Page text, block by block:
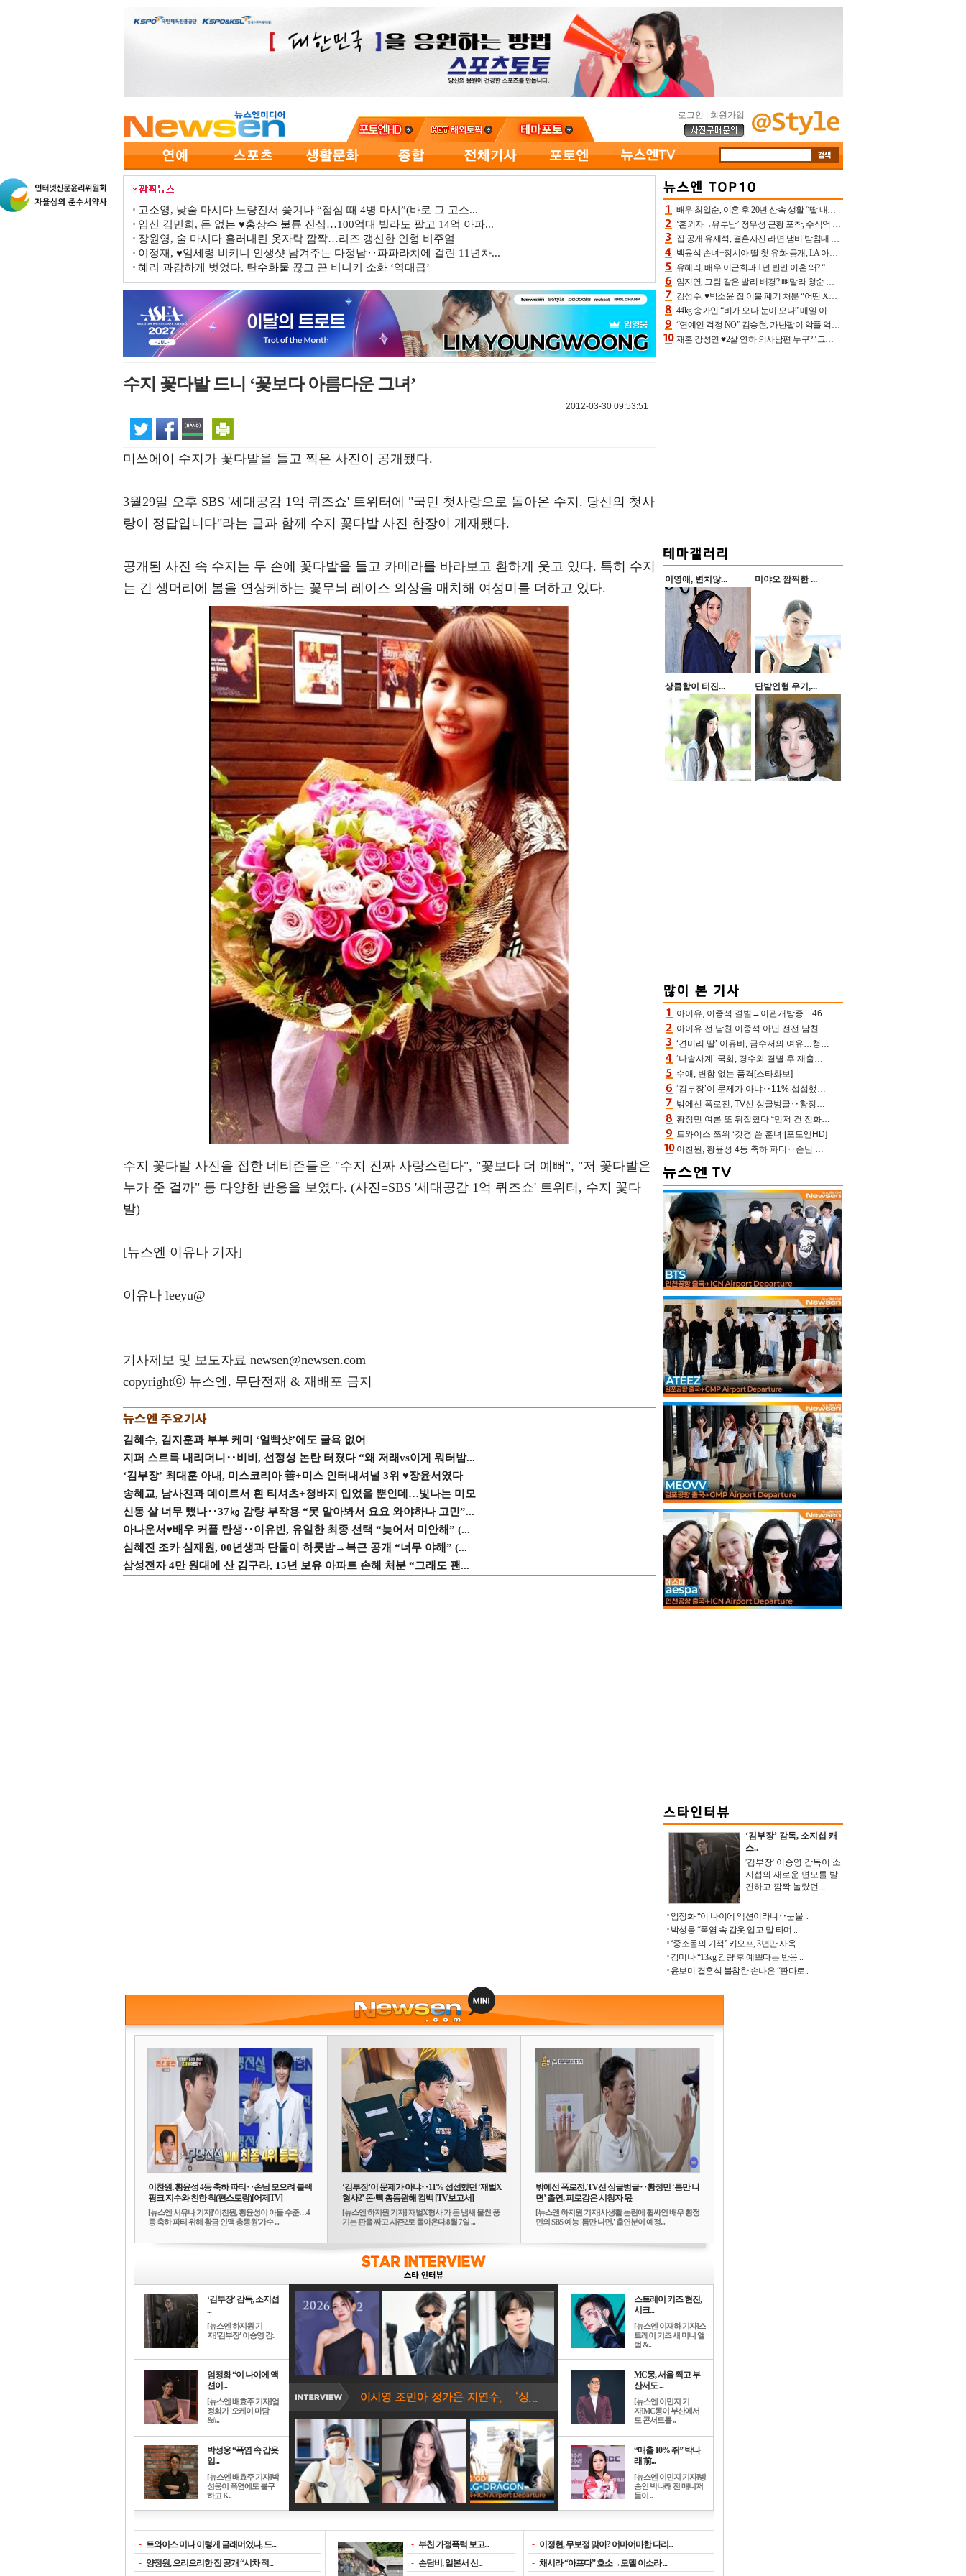
로그인 회원가입
고소영, 낮술 마시다 노량진서 쫓겨나 “점심 때 4병 마셔”(바로 그 고소...
임신 김민희, 돈 없는 ♥홍상수 불륜 진심…100억대 빌라도 팔고 14억 아파...
장원영, 술 마시다 흘러내린 옷자락 깜짝…리즈 갱신한 인형 비주얼
이정재, ♥임세령 비키니 인생샷 남겨주는 다정남‥파파라치에 걸린 11년차...
혜리 과감하게 벗었다, 탄수화물 끊고 끈 비니키 소화 ‘역대급’
수지 꽃다발 드니 ‘꽃보다 아름다운 그녀’
2012-03-30 09:53:51
미쓰에이 수지가 꽃다발을 들고 찍은 사진이 공개됐다.
3월29일 오후 SBS '세대공감 1억 퀴즈쇼' 트위터에 "국민 첫사랑으로 돌아온 수지. 당신의 첫사
랑이 정답입니다"라는 글과 함께 수지 꽃다발 사진 한장이 게재됐다.
공개된 사진 속 수지는 두 손에 꽃다발을 들고 카메라를 바라보고 환하게 웃고 있다. 특히 수지
는 긴 생머리에 봄을 연상케하는 꽃무늬 레이스 의상을 매치해 여성미를 더하고 있다.
수지 꽃다발 사진을 접한 네티즌들은 "수지 진짜 사랑스럽다", "꽃보다 더 예뻐", "저 꽃다발은
누가 준 걸까" 등 다양한 반응을 보였다. (사진=SBS '세대공감 1억 퀴즈쇼' 트위터, 수지 꽃다
발)
[뉴스엔 이유나 기자]
이유나 leeyu@
기사제보 및 보도자료 newsen@newsen.com
copyrightⓒ 뉴스엔. 무단전재 & 재배포 금지
김혜수, 김지훈과 부부 케미 ‘얼빡샷’에도 굴욕 없어
지퍼 스르륵 내리더니‥비비, 선정성 논란 터졌다 “왜 저래vs이게 워터밤...
‘김부장’ 최대훈 아내, 미스코리아 善+미스 인터내셔널 3위 ♥장윤서였다
송혜교, 남사친과 데이트서 흰 티셔츠+청바지 입었을 뿐인데…빛나는 미모
신동 살 너무 뺐나‥37㎏ 감량 부작용 “못 알아봐서 요요 와야하나 고민”...
아나운서♥배우 커플 탄생‥이유빈, 유일한 최종 선택 “늦어서 미안해” (...
심혜진 조카 심재원, 00년생과 단둘이 하룻밤→복근 공개 “너무 야해” (...
삼성전자 4만 원대에 산 김구라, 15년 보유 아파트 손해 처분 “그래도 괜...
배우 최일순, 이혼 후 20년 산속 생활 “딸 내가 버렸다고 원망‥맘 아파”(특종)[어제TV]
‘혼외자→유부남’ 정우성 근황 포착, 수식억 해킹 피해 후배 만났다 “존경하는”
집 공개 유재석, 결혼사진 라면 냄비 받침대 되고 분노‥가족사진도 피해(놀뭐)[어제TV]
백윤식 손녀+정시아 딸 첫 유화 공개, LA 아트쇼→서울국제조각페스타 작가다운 수준급 실력
유혜리, 배우 이근희과 1년 반만 이혼 왜? “식칼 꽂고 의자 던져” 충격 폭로(특종)[어제TV]
임지연, 그림 같은 발리 배경? 뼈말라 청순 비키니 핏에 상대 안 되네
김성수, ♥박소윤 집 이불 폐기 처분 “어떤 X이랑 썼을지 몰라” 질투(신랑수업2)[어제TV]
44kg 송가인 “비가 오나 눈이 오나” 매일 이 운동, 허벅지 근육량 상승+체지방 감소
“연예인 걱정 NO” 김승현, 가난팔이 악플 억울할만‥아내+딸과 日 여행
재혼 강성연 ♥2살 연하 의사남편 누구? ‘그알’ 자문의에 훈남 비주얼 초엘리트 스펙 [종합]
이영애, 변치않... 미야오 깜찍한 ...
상큼함이 터진... 단발인형 우기,...
아이유, 이종석 결별→이관개방증…46장 꽉 채운 유애나 ♥ “열심히 사는 중”
아이유 전 남친 이종석 아닌 전전 남친 장기하 소환 ‘별일 없이 산다’ 선곡…46장에 꾹 눌러 담은 근황
‘견미리 딸’ 이유비, 금수저의 여유…청순 미모에 반전 슬림 라인
‘나솔사계’ 국화, 경수와 결별 후 재출연…첫인상 3표 몰표
수애, 변함 없는 품격[스타화보]
‘김부장’이 문제가 아냐‥11% 섭섭했던 ‘재벌X형사2’ 돈·빽 총동원해 컴백 [TV보고서]
밖에선 폭로전, TV선 싱글벙글‥황정민 ‘틈만 나면’ 출연, 피로감은 시청자 몫
황정민 여론 또 뒤집혔다 “먼저 건 전화 62통, 그만 연락해” vs 女팬 “녹취 다 올려” 진흙탕 싸움
트와이스 쯔위 ‘갓경 쓴 훈녀’[포토엔HD]
이찬원, 황윤성 4등 축하 파티‥손님 모으려 블랙핑크 지수와 친한 척(편스토랑)[어제TV]
‘김부장’ 감독, 소지섭 캐
스..
'김부장' 이승영 감독이 소
지섭의 새로운 면모를 발
견하고 깜짝 놀랐던 ..
엄정화 “이 나이에 액션이라니‥눈물 ..
박성웅 “폭염 속 갑옷 입고 말 타며 ..
‘중소돌의 기적’ 키오프, 3년만 사옥..
강미나 “13kg 감량 후 예쁘다는 반응 ..
윤보미 결혼식 불참한 손나은 “판다로..
이찬원, 황윤성 4등 축하 파티‥손님 모으려 블랙
핑크 지수와 친한 척(편스토랑)[어제TV]
[뉴스엔 서유나 기자]'이찬원, 황윤성이 아들 수준…4
등 축하 파티 위해 황금 인맥 총동원'가수 ...
‘김부장’이 문제가 아냐‥11% 섭섭했던 ‘재벌X
형사2’ 돈·빽 총동원해 컴백 [TV보고서]
[뉴스엔 하지원 기자]'재벌X형사'가 돈 냄새 물씬 풍
기는 판을 짜고 시즌2로 돌아온다.8월 7일 ...
밖에선 폭로전, TV선 싱글벙글‥황정민 ‘틈만 나
면’ 출연, 피로감은 시청자 몫
[뉴스엔 하지원 기자]사생활 논란에 휩싸인 배우 황정
민의 SBS 예능 '틈만 나면,' 출연분이 예정...
‘김부장’ 감독, 소지섭
...
[뉴스엔 하지원 기
자]'김부장' 이승영 감..
엄정화 “이 나이에 액
션이...
[뉴스엔 배효주 기자]엄
정화가 '오케이 마담
&#..
박성웅 “폭염 속 갑옷
입...
[뉴스엔 배효주 기자]박
성웅이 폭염에도 불구
하고 K..
스트레이 키즈 현진,
시크...
[뉴스엔 이재하 기자]스
트레이 키즈 새 미니 앨
범 &..
MC몽, 서울 찍고 부
산서도 ...
[뉴스엔 이민지 기
자]MC몽이 부산에서
도 콘서트를 ..
“매출 10% 줘” 박나
래 前...
[뉴스엔 이민지 기자]방
송인 박나래 전 매니저
들이 ..
- 트와이스 미나 이렇게 글래머였나, 드...
- 양정원, 으리으리한 집 공개 “시차 적...
- 부친 가정폭력 보고...
- 손담비, 일본서 신...
- 이정현, 무보정 맞아? 어마어마한 다리...
- 채시라 “아프다” 호소→모델 이소라 ...